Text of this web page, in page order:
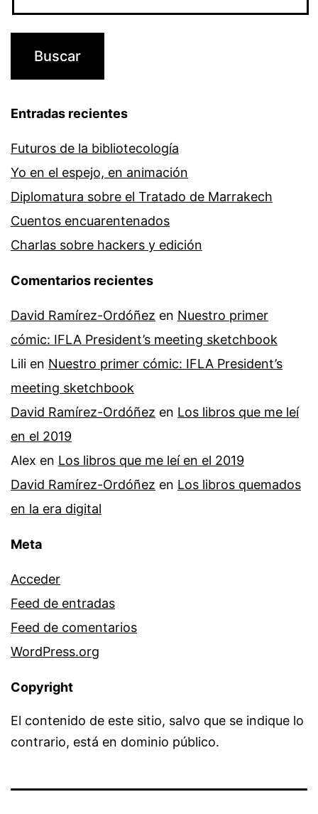
Entradas recientes
Futuros de la bibliotecología
Yo en el espejo, en animación
Diplomatura sobre el Tratado de Marrakech
Cuentos encuarentenados
Charlas sobre hackers y edición
Comentarios recientes
David Ramírez-Ordóñez en Nuestro primer
cómic: IFLA President’s meeting sketchbook
Lili en Nuestro primer cómic: IFLA President’s
meeting sketchbook
David Ramírez-Ordóñez en Los libros que me leí
en el 2019
Alex en Los libros que me leí en el 2019
David Ramírez-Ordóñez en Los libros quemados
en la era digital
Meta
Acceder
Feed de entradas
Feed de comentarios
WordPress.org
Copyright
El contenido de este sitio, salvo que se indique lo
contrario, está en dominio público.